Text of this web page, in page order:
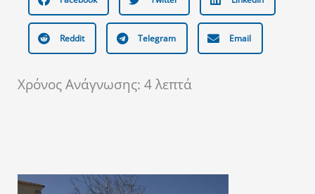
Reddit Telegram Email
Χρόνος Ανάγνωσης: 4λεπτά